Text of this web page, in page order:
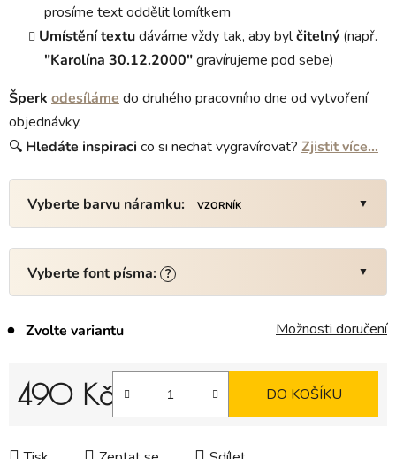
prosíme text oddělit lomítkem
Umístění textudáváme vždy tak, aby bylčitelný (např.
"Karolína 30.12.2000"gravírujeme pod sebe)
Šperk odesíláme do druhého pracovního dne od vytvoření
objednávky.
🔍 Hledáte inspiracico si nechat vygravírovat? Zjistit více…
Vyberte barvu náramku: VZORNÍK
Vyberte font písma: ?
Zvolte variantu Možnosti doručení
490 Kč DO KOŠÍKU